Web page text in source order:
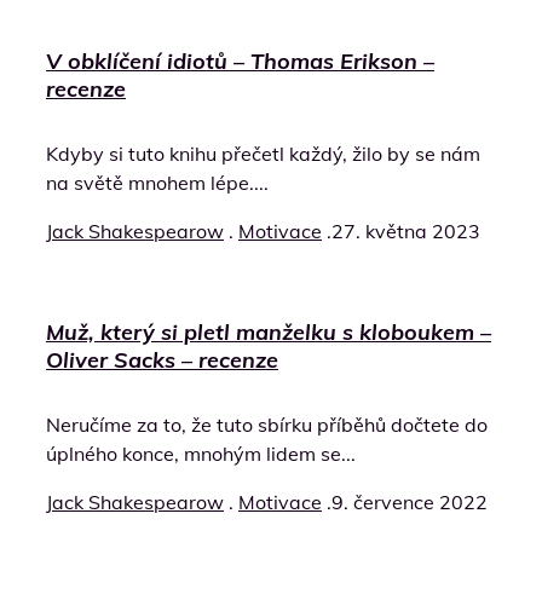
V obklíčení idiotů – Thomas Erikson –
recenze
Kdyby si tuto knihu přečetl každý, žilo by se nám
na světě mnohem lépe....
Jack Shakespearow . Motivace .27. května 2023
Muž, který si pletl manželku s kloboukem –
Oliver Sacks – recenze
Neručíme za to, že tuto sbírku příběhů dočtete do
úplného konce, mnohým lidem se...
Jack Shakespearow . Motivace .9. července 2022